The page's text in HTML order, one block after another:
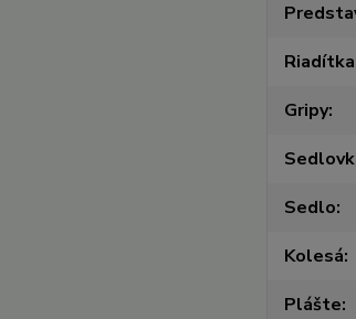
Riadítka
Gripy
Sedlo
Kolesá
Plášte